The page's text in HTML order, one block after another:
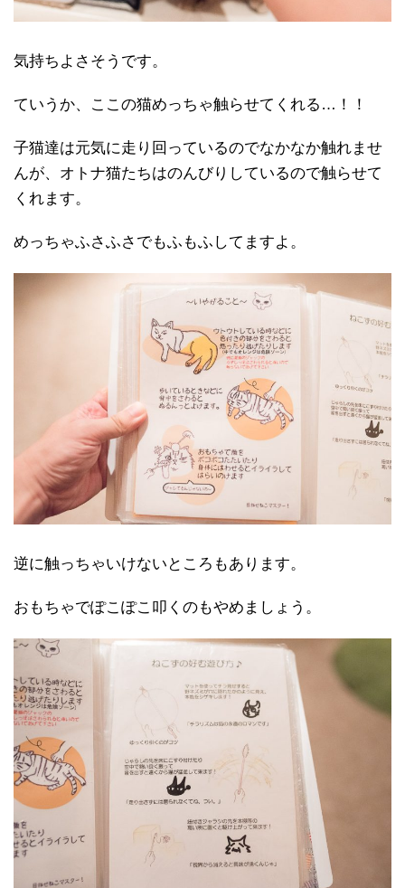
気持ちよさそうです。
ていうか、ここの猫めっちゃ触らせてくれる…！！
子猫達は元気に走り回っているのでなかなか触れませ
んが、オトナ猫たちはのんびりしているので触らせて
くれます。
めっちゃふさふさでもふもふしてますよ。
逆に触っちゃいけないところもあります。
おもちゃでぽこぽこ叩くのもやめましょう。